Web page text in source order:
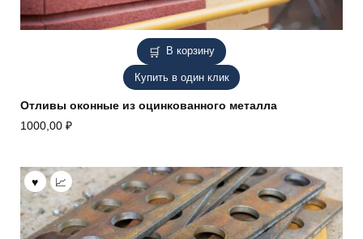
В корзину
Купить в один клик
Отливы оконные из оцинкованного металла
1000,00 ₽